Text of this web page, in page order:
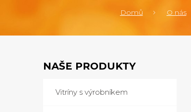
Domů O nás
NAŠE PRODUKTY
Vitríny s výrobníkem